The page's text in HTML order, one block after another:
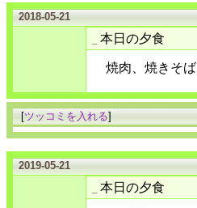
2018-05-21
本日の夕食
焼肉、焼きそば
[ツッコミを入れる]
2019-05-21
本日の夕食